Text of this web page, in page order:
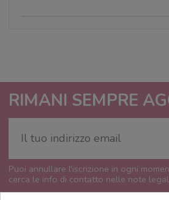
RIMANI SEMPRE
Puoi annullare l'iscrizione in ogni
cerca le info di contatto nelle note